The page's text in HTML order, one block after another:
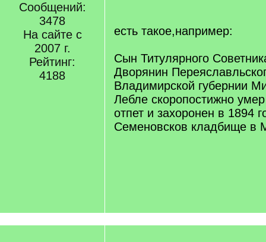
Сообщений:
3478
На сайте с
2007 г.
Рейтинг:
4188
есть такое,например:
Сын Титулярного
Дворянин
Владимирской губернии
Лебле скоропостижно
отпет и захоронен в 1894
Семеновсков кладбище в